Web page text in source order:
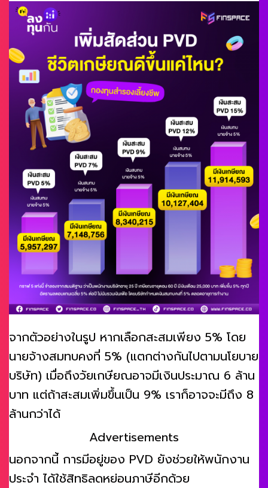
จากตัวอย่างในรูป หากเลือกสะสมเพียง 5% โดย
นายจ้างสมทบคงที่ 5% (แตกต่างกันไปตามนโยบาย
บริษัท) เมื่อถึงวัยเกษียณอาจมีเงินประมาณ 6 ล้าน
บาท แต่ถ้าสะสมเพิ่มขึ้นเป็น 9% เราก็อาจจะมีถึง 8
ล้านกว่าได้
Advertisements
นอกจากนี้ การมีอยู่ของ PVD ยังช่วยให้พนักงาน
ประจำ ได้ใช้สิทธิลดหย่อนภาษีอีกด้วย